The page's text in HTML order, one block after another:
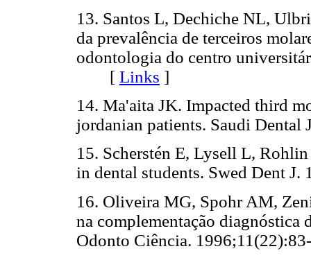
13. Santos L, Dechiche NL,
da prevalência de terceiros
odontologia do centro
[ Links ]
14. Ma'aita JK. Impacted third
jordanian patients. Saudi
15. Scherstén E, Lysell L,
in dental students. Swed
16. Oliveira MG, Spohr AM,
na complementação diagnóstica
Odonto Ciência.